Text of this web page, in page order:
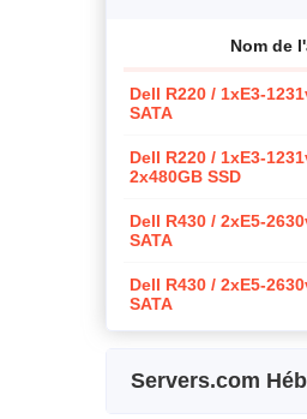
Nom de
Dell R220 / 1xE3-
SATA
Dell R220 / 1xE3-
2x480GB SSD
Dell R430 / 2xE5-
SATA
Dell R430 / 2xE5-
SATA
Servers.com